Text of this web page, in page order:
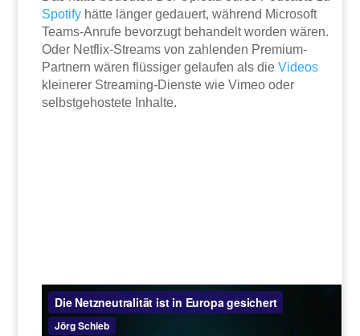
Spotify hätte länger gedauert, während Microsoft
Teams-Anrufe bevorzugt behandelt worden wären.
Oder Netflix-Streams von zahlenden Premium-
Partnern wären flüssiger gelaufen als dieVideos
kleinerer Streaming-Dienste wie Vimeo oder
selbstgehostete Inhalte.